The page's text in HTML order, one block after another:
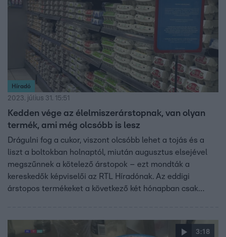
Híradó
2023. július 31. 15:51
Kedden vége az élelmiszerárstopnak, van olyan
termék, ami még olcsóbb is lesz
Drágulni fog a cukor, viszont olcsóbb lehet a tojás és a
liszt a boltokban holnaptól, miután augusztus elsejével
megszűnnek a kötelező árstopok – ezt mondták a
kereskedők képviselői az RTL Híradónak. Az eddigi
árstopos termékeket a következő két hónapban csak
kormány ellenőrzéseket ígér az indokolatlan áremelések
3:18